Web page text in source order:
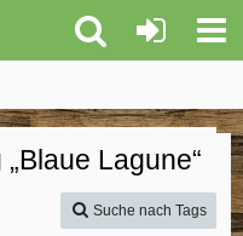
Lagune“
Suche nach Tags